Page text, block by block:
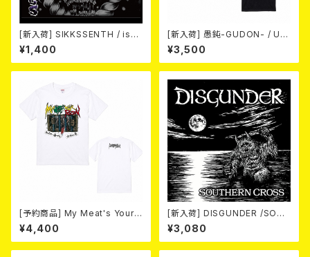
[新入荷] SIKKSSENTH / issu
es (CD-R)
¥1,400
[新入荷] 愚鈍-GUDON- / US
TOUR 2026 T-shirt
¥3,500
[予約商品] My Meat's Your
Poison -あんたにゃ毒でもオイ
ラにゃ薬- (White) 熊本地震 復
興支援T-shirt 2026年8月末
¥4,400
[新入荷] DISGUNDER /SOUT
HERN CROSS (CD)
¥3,080